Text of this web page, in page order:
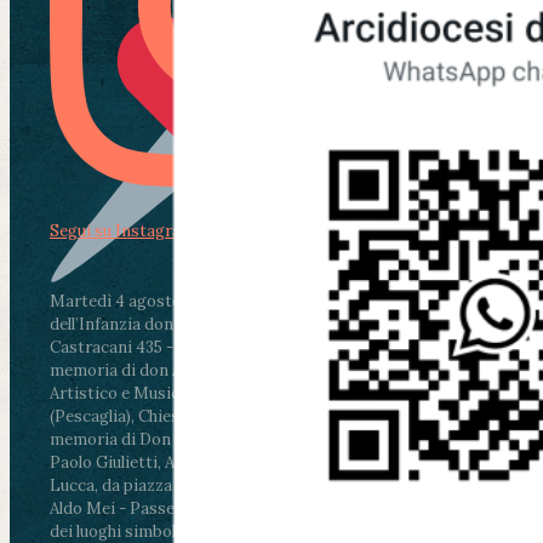
Martedì 4 agosto2026
ore 11:30 - Lucca, Scuola
dell’Infanzia don Aldo Mei - Viale Castruccio
Castracani 435 - Inaugurazione murales in
memoria di don Aldo Mei curato dal Liceo
Artistico e Musicale “Passaglia”
ore 18 - Fiano
(Pescaglia), Chiesa parrocchiale - Messa in
memoria di Don Aldo Mei celebrata da mons.
Paolo Giulietti, Arcivescovo di Lucca
ore 20.30 -
Lucca, da piazza San Michele al Cippo di don
Aldo Mei - Passeggiata della Memoria in alcuni
dei luoghi simbolo della città. Ritrovo alle ore
Segui su Instagram